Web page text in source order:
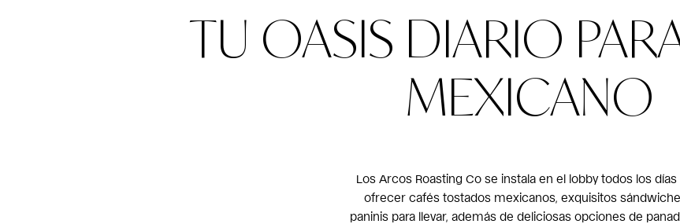
TU OASIS DIARIO
MEXICANO
Los Arcos Roasting Co se instala en el lobby todos los días
ofrecer cafés tostados mexicanos, exquisitos
paninis para llevar, además de deliciosas opciones de